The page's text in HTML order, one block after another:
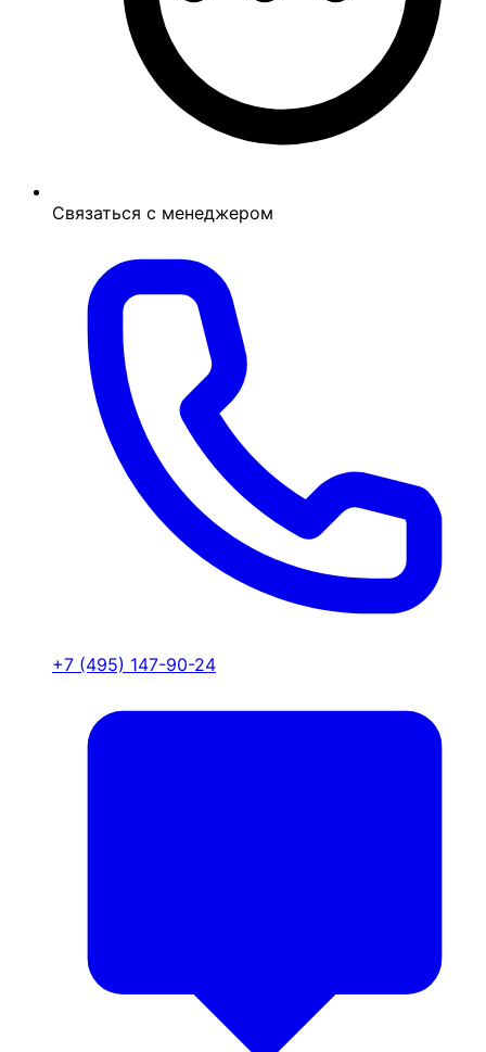
Связаться с менеджером
+7 (495) 147-90-24